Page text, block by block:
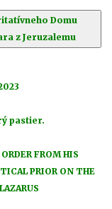
Domu
z Jeruzalemu
pastier.
FROM HIS
PRIOR ON THE